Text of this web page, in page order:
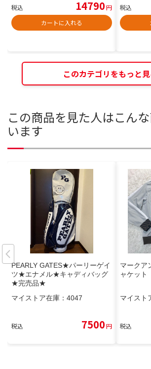
税込 14790円
カートに入れる
税込
このカテゴリをもっと
この商品を見た人はこん
います
PEARLY GATES★パーリーゲイ
ツ★エナメル★キャディバッグ
★完売品★
マイストア在庫： 4047
税込 7500円
マーク
ャケット
マイスト
税込